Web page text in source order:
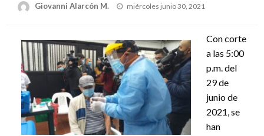
Giovanni Alarcón M.
Publicado
miércoles junio 30, 2021
Con corte
a las 5:00
p.m. del
29 de
junio de
2021, se
han